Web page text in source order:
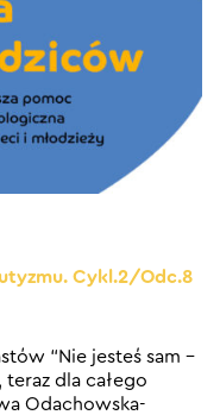
Cykl.2/Odc.8
“Nie jesteś sam –
dla całego
Odachowska-